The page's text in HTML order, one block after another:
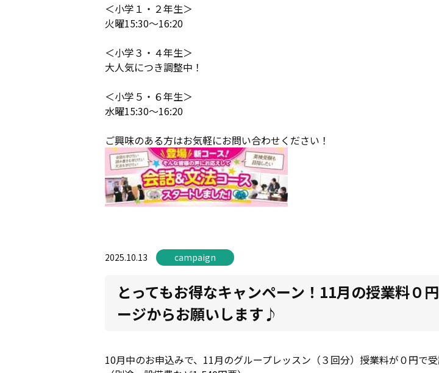
＜小学１・２年生＞
火曜15:30～16:20
＜小学３・４年生＞
大人気につき調整中！
＜小学５・６年生＞
水曜15:30～16:20
ご興味のある方はお気軽にお問い合わせください！
2025.10.13 campaign
とってもお得なキャンペーン！11月の授業料０
ージからお願いします♪
10月中のお申込みで、11月のグループレッスン（３回分）授業料が０円で受